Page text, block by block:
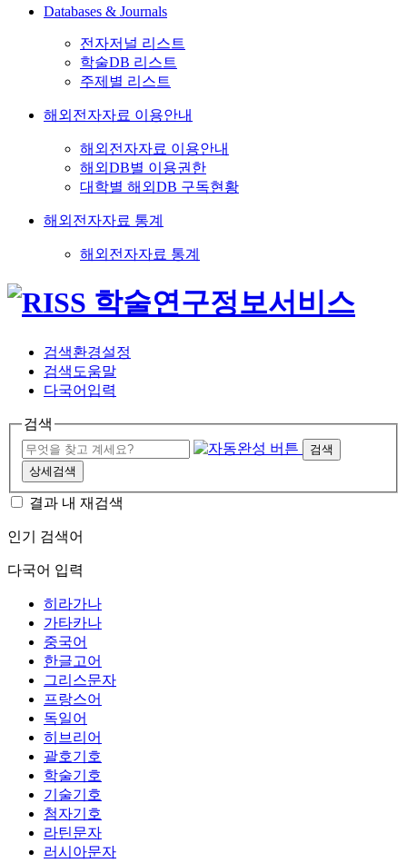
Databases & Journals
전자저널 리스트
학술DB 리스트
주제별 리스트
해외전자자료 이용안내
해외전자자료 이용안내
해외DB별 이용권한
대학별 해외DB 구독현황
해외전자자료 통계
해외전자자료 통계
검색환경설정
검색도움말
다국어입력
검색
검색
상세검색
결과 내 재검색
인기 검색어
다국어 입력
히라가나
가타카나
중국어
한글고어
그리스문자
프랑스어
독일어
히브리어
괄호기호
학술기호
기술기호
첨자기호
라틴문자
러시아문자